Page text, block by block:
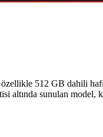
512 GB dahili
sunulan model,